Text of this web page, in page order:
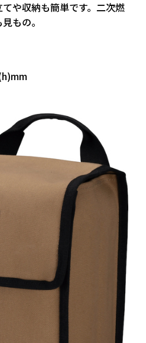
や収納も簡単です。二次燃
もの。